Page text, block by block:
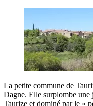
La petite commune de
Dagne. Elle surplombe
Taurize et dominé par le «